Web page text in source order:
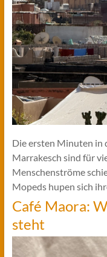
Die ersten Minuten in
Marrakesch sind für
Menschenströme
Mopeds hupen sich
Café Maora:
steht